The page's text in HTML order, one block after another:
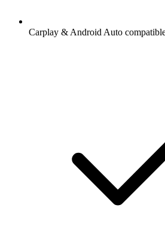
Carplay & Android Auto